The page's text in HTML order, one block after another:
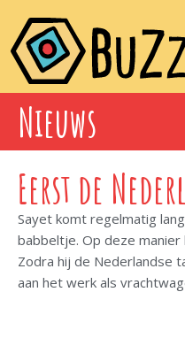
Nieuws
Eerst de
Sayet komt regelmatig
babbeltje. Op deze manier
Zodra hij de Nederlandse
aan het werk als